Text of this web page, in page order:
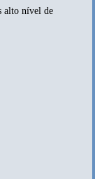
alto nível de